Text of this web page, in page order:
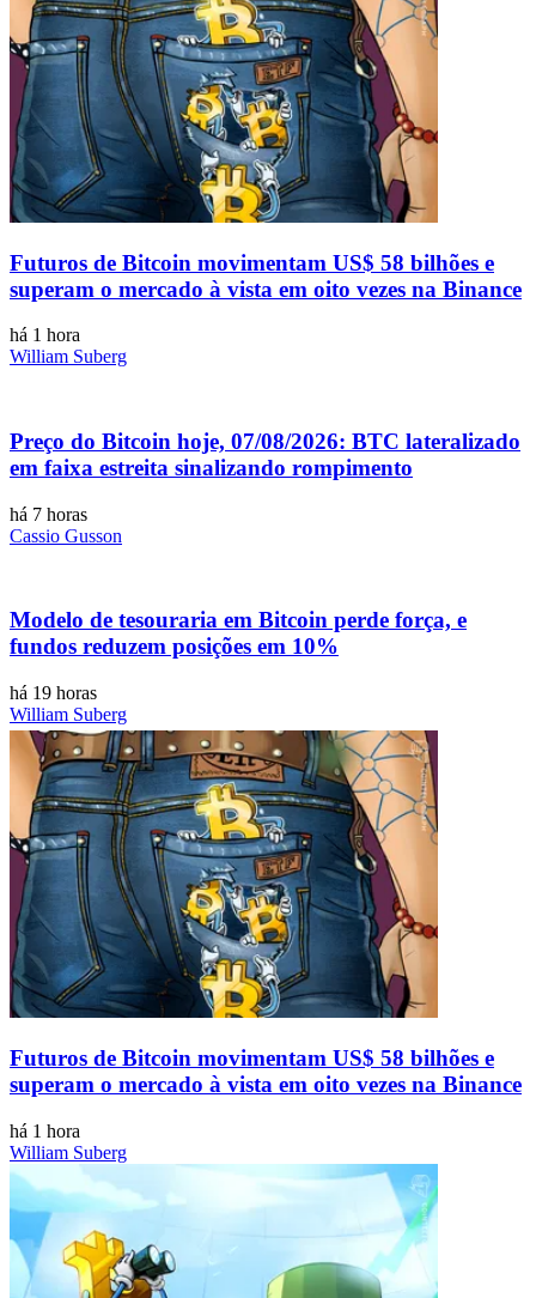
Futuros de Bitcoin movimentam US$ 58 bilhões e
superam o mercado à vista em oito vezes na Binance
há 1 hora
William Suberg
Preço do Bitcoin hoje, 07/08/2026: BTC lateralizado
em faixa estreita sinalizando rompimento
há 7 horas
Cassio Gusson
Modelo de tesouraria em Bitcoin perde força, e
fundos reduzem posições em 10%
há 19 horas
William Suberg
Futuros de Bitcoin movimentam US$ 58 bilhões e
superam o mercado à vista em oito vezes na Binance
há 1 hora
William Suberg